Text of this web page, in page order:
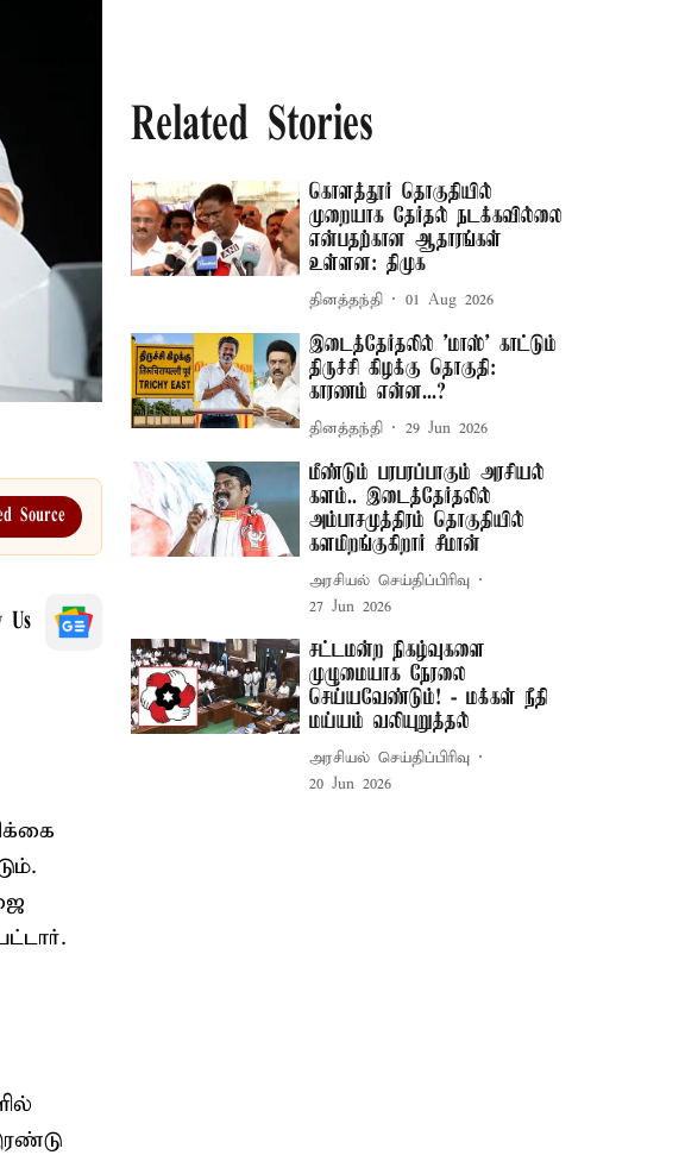
Source
Us
Related Stories
கொளத்தூர் தொகுதியில்
முறையாக தேர்தல் நடக்கவில்லை
என்பதற்கான ஆதாரங்கள்
உள்ளன: திமுக
தினத்தந்தி 01 Aug 2026
இடைத்தேர்தலில் 'மாஸ்' காட்டும்
திருச்சி கிழக்கு தொகுதி:
காரணம் என்ன...?
தினத்தந்தி 29 Jun 2026
மீண்டும் பரபரப்பாகும் அரசியல்
களம்.. இடைத்தேர்தலில்
அம்பாசமுத்திரம் தொகுதியில்
களமிறங்குகிறார் சீமான்
அரசியல் செய்திப்பிரிவு
27 Jun 2026
சட்டமன்ற நிகழ்வுகளை
முழுமையாக நேரலை
செய்யவேண்டும்! - மக்கள் நீதி
மய்யம் வலியுறுத்தல்
அரசியல் செய்திப்பிரிவு
20 Jun 2026